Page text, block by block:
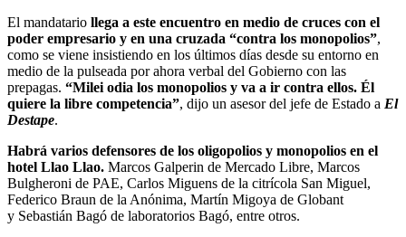
El mandatario llega a este encuentro en medio de cruces con el
poder empresario y en una cruzada “contra los monopolios”,
como se viene insistiendo en los últimos días desde su entorno en
medio de la pulseada por ahora verbal del Gobierno con las
prepagas. “Milei odia los monopolios y va a ir contra ellos. Él
quiere la libre competencia”, dijo un asesor del jefe de Estado a El
Destape.
Habrá varios defensores de los oligopolios y monopolios en el
hotel Llao Llao. Marcos Galperin de Mercado Libre, Marcos
Bulgheroni de PAE, Carlos Miguens de la citrícola San Miguel,
Federico Braun de la Anónima, Martín Migoya de Globant
y Sebastián Bagó de laboratorios Bagó, entre otros.